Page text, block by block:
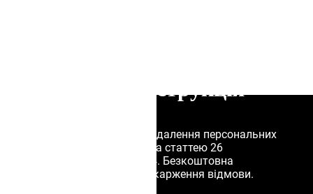
покрокова інструкція
Покрокова інструкція видалення персональних
даних з бази Європолу за статтею 26
Регламенту ЄС 2016/794. Безкоштовна
процедура, строки та оскарження відмови.